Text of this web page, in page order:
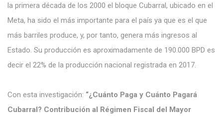
la primera década de los 2000 el bloque Cubarral, ubicado en el
Meta, ha sido el más importante para el país ya que es el que
más barriles produce, y, por tanto, genera más ingresos al
Estado. Su producción es aproximadamente de 190.000 BPD es
decir el 22% de la producción nacional registrada en 2017.
Con esta investigación: “¿Cuánto Paga y Cuánto Pagará
Cubarral? Contribución al Régimen Fiscal del Mayor